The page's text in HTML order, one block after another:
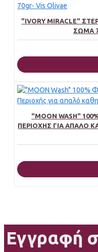
"IVORY MIRACLE"
ΣΏΜΑ
"MOON WASH"
ΠΕΡΙΟΧΉΣ ΓΙΑ ΑΠΑΛΌ
Εγγραφή